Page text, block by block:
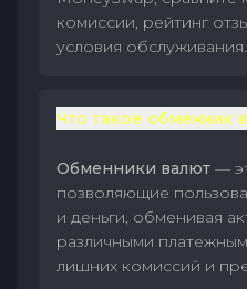
комиссии, рейтинг
условия обслуживания.
Что такое обменник
Обменники валют —
позволяющие
и деньги, обменивая
различными
лишних комиссий и